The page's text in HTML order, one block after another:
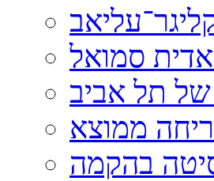
סמואל
תל אביב
ממוצא
בהקמה